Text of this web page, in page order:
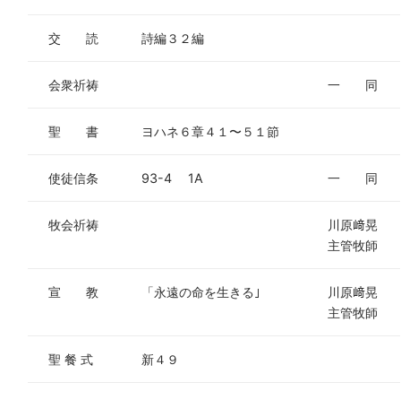
交 読 詩編３２編
会衆祈祷 一 同
聖 書 ヨハネ６章４１〜５１節
使徒信条 93-4 1A 一 同
牧会祈祷
川原﨑晃
主管牧師
宣 教 「永遠の命を生きる｣
川原﨑晃
主管牧師
聖 餐 式 新４９